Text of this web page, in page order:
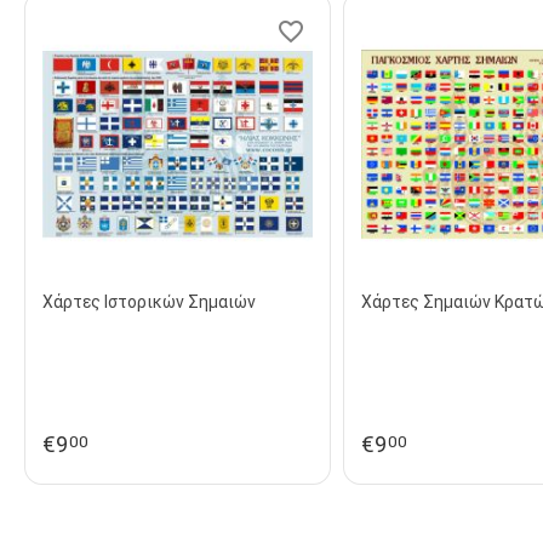
Χάρτες Ιστορικών Σημαιών
€900
Χάρτες Σημαιών
€900